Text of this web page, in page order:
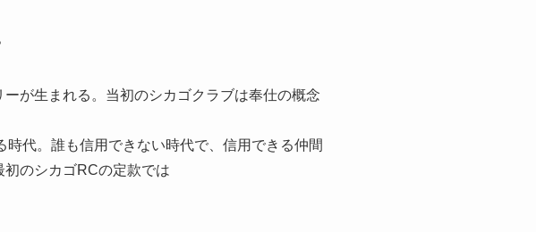
が生まれる。当初のシカゴクラブは奉仕の概念
代。誰も信用できない時代で、信用できる仲間
のシカゴRCの定款では